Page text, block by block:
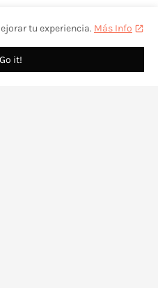
tu experiencia. Más Info
it!